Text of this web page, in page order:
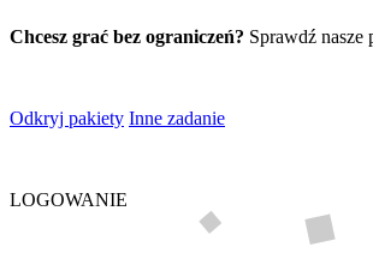
Chcesz grać bez ograniczeń? Sprawdź nasze
Odkryj pakiety Inne zadanie
LOGOWANIE